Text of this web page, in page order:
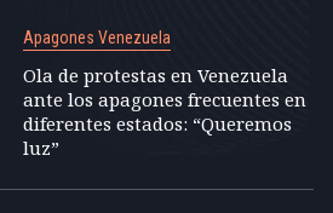
Apagones Venezuela
Ola de protestas en Venezuela
ante los apagones frecuentes en
diferentes estados: “Queremos
luz”